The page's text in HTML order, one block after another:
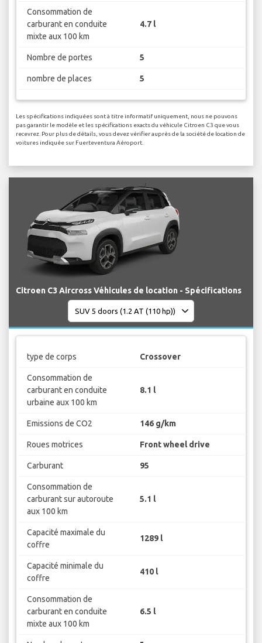
Consommation de
carburant en conduite
mixte aux 100 km
4.7 l
Nombre de portes 5
nombre de places 5
Les spécifications indiquées sont à titre informatif uniquement, nous ne pouvons
pas garantir le modèle et les spécifications exacts du véhicule Citroen C3 que vous
recevrez. Pour plus de détails, vous devez vérifier auprès de la société de location de
voitures indiquée sur Fuerteventura Aéroport.
Citroen C3 Aircross Véhicules de location - Spécifications
type de corps Crossover
Consommation de
carburant en conduite
urbaine aux 100 km
8.1 l
Emissions de CO2 146 g/km
Roues motrices Front wheel drive
Carburant 95
Consommation de
carburant sur autoroute
aux 100 km
5.1 l
Capacité maximale du
coffre
1289 l
Capacité minimale du
coffre
410 l
Consommation de
carburant en conduite
mixte aux 100 km
6.5 l